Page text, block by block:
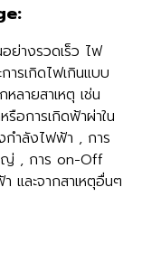
ย่างรวดเร็ว ไฟ
ารเกิดไฟเกินแบบ
ลายสาเหตุ เช่น
อการเกิดฟ้าผ่าใน
กำลังไฟฟ้า , การ
ญ่ , การ on-Off
ละจากสาเหตุอื่นๆ